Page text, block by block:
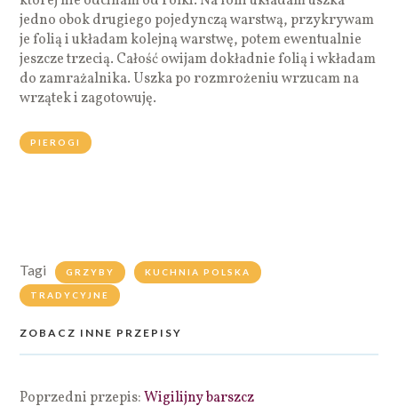
jedno obok drugiego pojedynczą warstwą, przykrywam
je folią i układam kolejną warstwę, potem ewentualnie
jeszcze trzecią. Całość owijam dokładnie folią i wkładam
do zamrażalnika. Uszka po rozmrożeniu wrzucam na
wrzątek i zagotowuję.
PIEROGI
Tagi GRZYBY KUCHNIA POLSKA
TRADYCYJNE
ZOBACZ INNE PRZEPISY
Poprzedni przepis:Wigilijny barszcz